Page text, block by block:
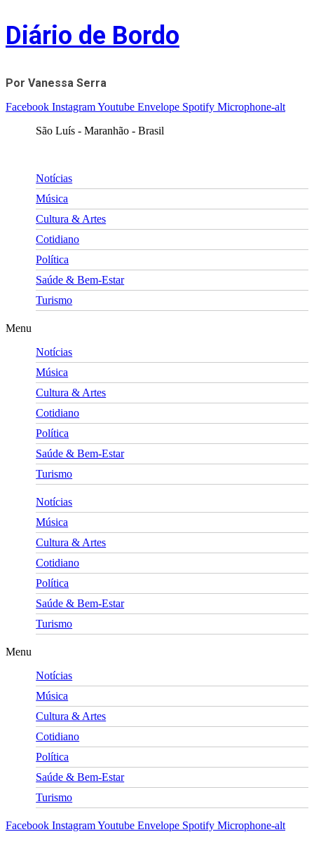
Skip
to
content
Diário de Bordo
Por Vanessa Serra
Facebook InstagramYoutube Envelope Spotify Microphone-alt
São Luís - Maranhão - Brasil
Notícias
Música
Cultura & Artes
Cotidiano
Política
Saúde & Bem-Estar
Turismo
Menu
Notícias
Música
Cultura & Artes
Cotidiano
Política
Saúde & Bem-Estar
Turismo
Notícias
Música
Cultura & Artes
Cotidiano
Política
Saúde & Bem-Estar
Turismo
Menu
Notícias
Música
Cultura & Artes
Cotidiano
Política
Saúde & Bem-Estar
Turismo
Facebook InstagramYoutube Envelope Spotify Microphone-alt